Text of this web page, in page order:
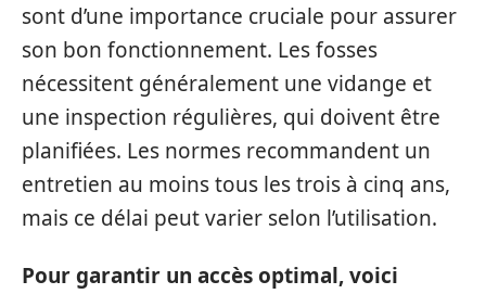
sont d’une importance cruciale pour assurer
son bon fonctionnement. Les fosses
nécessitent généralement une vidange et
une inspection régulières, qui doivent être
planifiées. Les normes recommandent un
entretien au moins tous les trois à cinq ans,
mais ce délai peut varier selon l’utilisation.
Pour garantir un accès optimal, voici